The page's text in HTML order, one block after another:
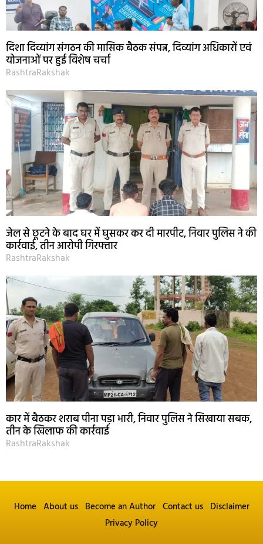
दिशा दिव्यांग संगठन की मासिक बैठक संपन्न, दिव्यांग अधिकारों एवं
योजनाओं पर हुई विशेष चर्चा
RashtraRakshak
जेल से छूटने के बाद घर में घुसकर कर दी मारपीट, निवार पुलिस ने की
कार्रवाई, तीन आरोपी गिरफ्तार
RashtraRakshak
कार में बैठकर शराब पीना पड़ा भारी, निवार पुलिस ने सिखाया सबक,
तीन के खिलाफ की कार्रवाई
RashtraRakshak
Home About us Become an Author Contact us Disclaimer
Privacy Policy